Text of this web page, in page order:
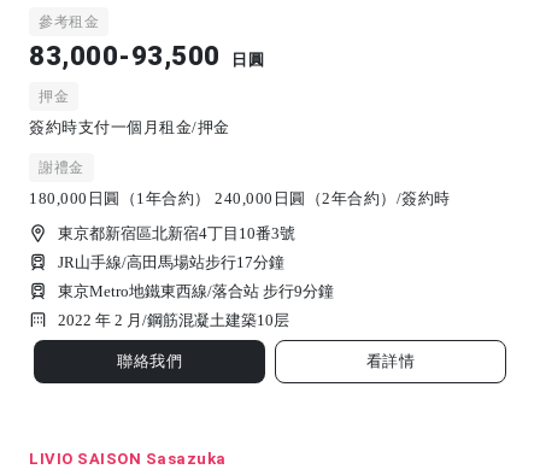
參考租金
83,000-93,500 日圓
押金
簽約時支付一個月租金/押金
謝禮金
180,000日圓（1年合約） 240,000日圓（2年合約）/簽約時
東京都新宿區北新宿4丁目10番3號
JR山手線/高田馬場站步行17分鐘
東京Metro地鐵東西線/落合站 步行9分鐘
2022 年 2 月/鋼筋混凝土建築10 层
聯絡我們 看詳情
LIVIO SAISON Sasazuka